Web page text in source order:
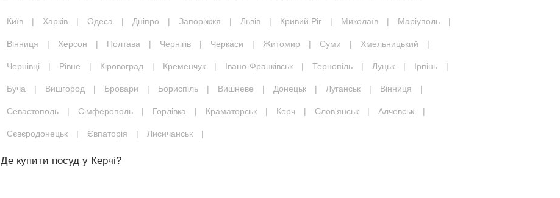
Київ | Харків | Одеса | Дніпро | Запоріжжя | Львів | Кривий Ріг | Миколаїв | Маріуполь |
Вінниця | Херсон | Полтава | Чернігів | Черкаси | Житомир | Суми | Хмельницький |
Чернівці | Рівне | Кіровоград | Кременчук | Івано-Франківськ | Тернопіль | Луцьк | Ірпінь |
Буча | Вишгород | Бровари | Бориспіль | Вишневе | Донецьк | Луганськ | Вінниця |
Севастополь | Сімферополь | Горлівка | Краматорськ | Керч | Слов'янськ | Алчевськ |
Сєвєродонецьк | Євпаторія | Лисичанськ |
Де купити посуд у Керчі?